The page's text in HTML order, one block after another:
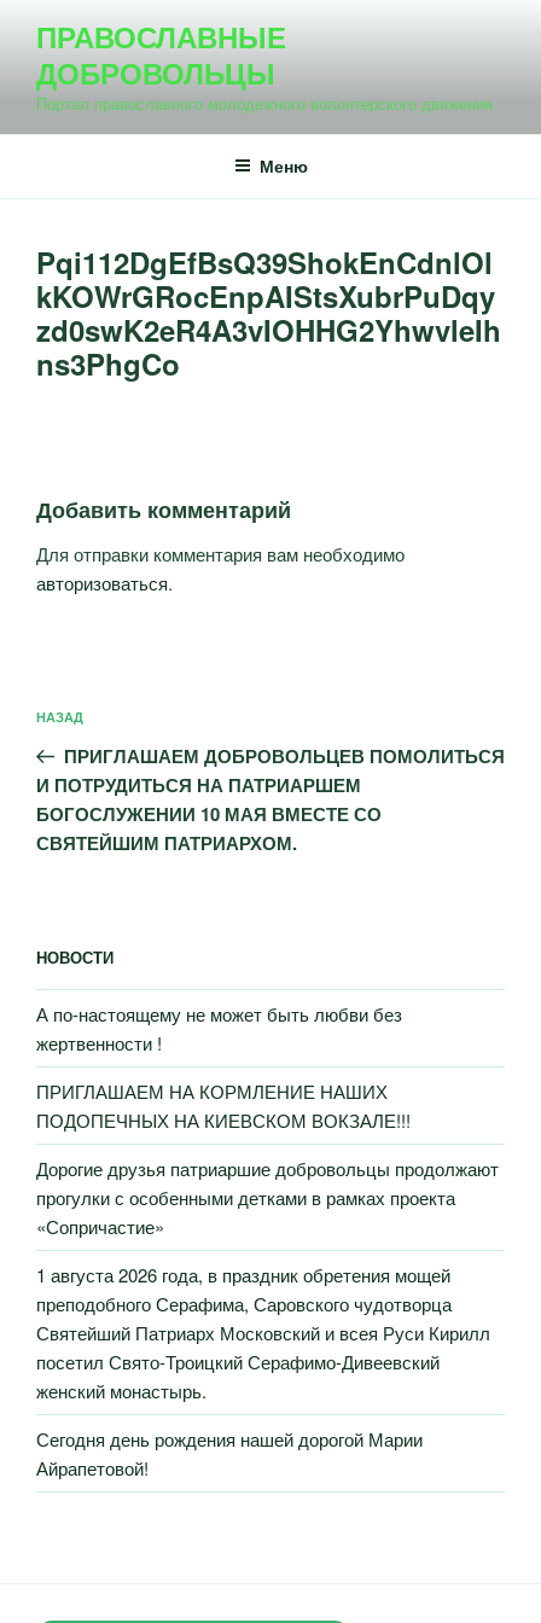
содержимому
ПРАВОСЛАВНЫЕ
ДОБРОВОЛЬЦЫ
Портал православного молодежного волонтерского движения
Меню
Pqi112DgEfBsQ39ShokEnCdnlOl
kKOWrGRocEnpAIStsXubrPuDqy
zd0swK2eR4A3vIOHHG2YhwvleIh
ns3PhgCo
Добавить комментарий
Для отправки комментария вам необходимо
авторизоваться.
по
записям
Предыдущая
запись:
НАЗАД
ПРИГЛАШАЕМ ДОБРОВОЛЬЦЕВ ПОМОЛИТЬСЯ
И ПОТРУДИТЬСЯ НА ПАТРИАРШЕМ
БОГОСЛУЖЕНИИ 10 МАЯ ВМЕСТЕ СО
СВЯТЕЙШИМ ПАТРИАРХОМ.
НОВОСТИ
А по-настоящему не может быть любви без
жертвенности !
ПРИГЛАШАЕМ НА КОРМЛЕНИЕ НАШИХ
ПОДОПЕЧНЫХ НА КИЕВСКОМ ВОКЗАЛЕ!!!
Дорогие друзья патриаршие добровольцы продолжают
прогулки с особенными детками в рамках проекта
«Сопричастие»
1 августа 2026 года, в праздник обретения мощей
преподобного Серафима, Саровского чудотворца
Святейший Патриарх Московский и всея Руси Кирилл
посетил Свято-Троицкий Серафимо-Дивеевский
женский монастырь.
Сегодня день рождения нашей дорогой Марии
Айрапетовой!